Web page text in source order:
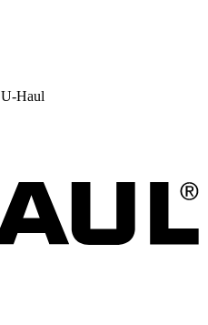
U-Haul